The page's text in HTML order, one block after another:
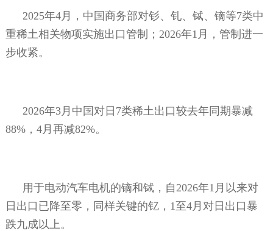
2025年4月，中国商务部对钐、钆、铽、镝等7类中
重稀土相关物项实施出口管制； 2026年1 月，管制进一
步收紧。
2026年3月中国对日 7类稀土出口较去年同期暴减
88%， 4月再减82%。
用于电动汽车电机的镝和铽，自 2026年1 月以来对
日出口已降至零，同样关键的钇， 1至4月对日出口暴
跌九成以上。